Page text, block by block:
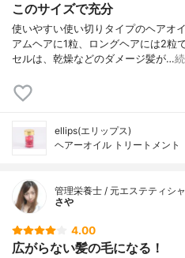
このサイズで充分
使いやすい使い切りタイプのヘアオ
アムヘアに1粒、ロングヘアには2粒
セルは、乾燥などのダメージ髪が…
ellips(エリップス)
ヘアーオイル トリートメント
管理栄養士 / 元エステティシ
さや
4.00
広がらない髪の毛になる！